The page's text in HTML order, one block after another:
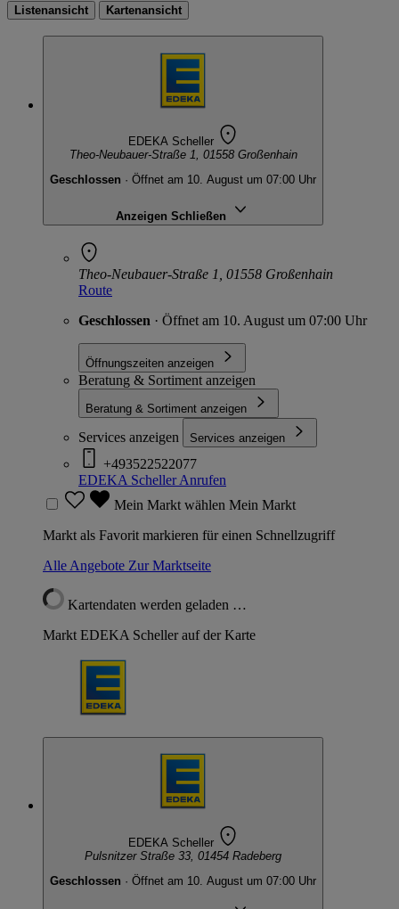
Listenansicht Kartenansicht
EDEKA Scheller
Theo-Neubauer-Straße 1, 01558 Großenhain
Geschlossen · Öffnet am 10. August um 07:00 Uhr
Anzeigen Schließen
Theo-Neubauer-Straße 1, 01558 Großenhain
Route
Geschlossen · Öffnet am 10. August um 07:00 Uhr
Öffnungszeiten anzeigen
Beratung & Sortiment anzeigen
Beratung & Sortiment anzeigen
Services anzeigen Services anzeigen
+493522522077
EDEKA SchellerAnrufen
Mein Markt wählen Mein Markt
Markt als Favorit markieren für einen Schnellzugriff
Alle Angebote Zur Marktseite
Kartendaten werden geladen …
Markt EDEKA Scheller auf der Karte
EDEKA Scheller
Pulsnitzer Straße 33, 01454 Radeberg
Geschlossen · Öffnet am 10. August um 07:00 Uhr